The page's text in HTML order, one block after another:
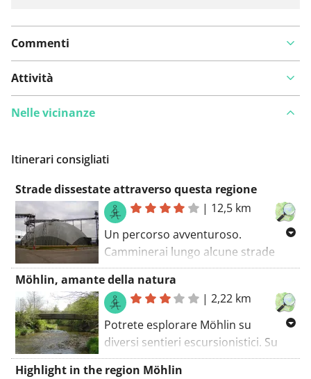
Commenti
Attività
Nelle vicinanze
Itinerari consigliati
Strade dissestate attraverso questa regione
| 12,5 km
Un percorso avventuroso.
Camminerai lungo alcune strade
sterrate. Il percorso a piedi inizia al
parcheggio. Godetevi i dintorni. Non
perdetevi alcune grandi attrazioni.
Quando molte piccole cose
diventano troppe. Un ottimo
percorso.
Möhlin, amante della natura
|2,22 km
Potrete esplorare Möhlin su
diversi sentieri escursionistici. Su
questo sentiero escursionistico
Highlight in the region Möhlin